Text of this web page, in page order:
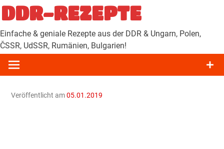
Zum
Inhalt
springen
DDR-REZEPTE
Einfache & geniale Rezepte aus der DDR & Ungarn, Polen,
ČSSR, UdSSR, Rumänien, Bulgarien!
Veröffentlicht am05.01.2019